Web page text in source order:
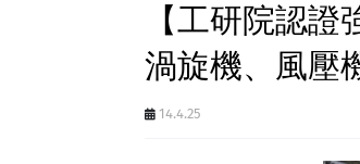
【工研院認
渦旋機、風壓
14.4.25